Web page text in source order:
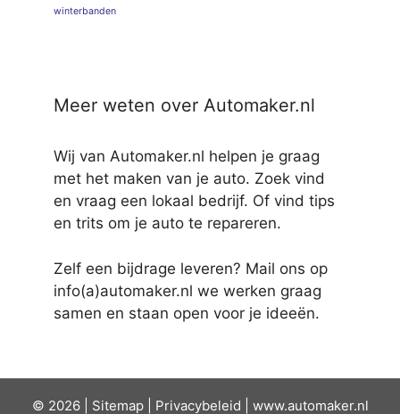
winterbanden
Meer weten over Automaker.nl
Wij van Automaker.nl helpen je graag
met het maken van je auto. Zoek vind
en vraag een lokaal bedrijf. Of vind tips
en trits om je auto te repareren.
Zelf een bijdrage leveren? Mail ons op
info(a)automaker.nl we werken graag
samen en staan open voor je ideeën.
© 2026 | Sitemap| Privacybeleid www.automaker.nl